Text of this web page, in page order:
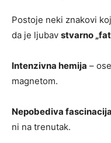
Postoje neki znakovi
da je ljubav stvarno
Intenzivna hemija –
magnetom.
Nepobediva fascinacija
ni na trenutak.